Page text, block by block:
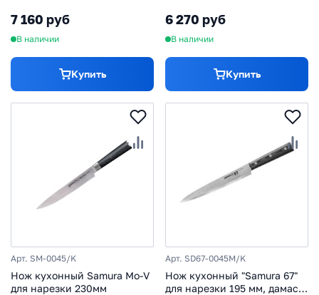
7 160 руб
В наличии
Купить
Пластик
6 270 руб
В наличии
Купить
Арт. SM-0045/K
Нож кухонный Samura Mo-V
для нарезки 230мм
Арт. SD67-0045M/K
Нож кухонный "Samura 67"
для нарезки 195 мм, дамаск